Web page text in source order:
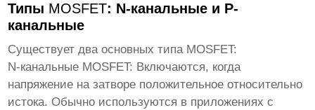
Типы MOSFET: N-канальные и P-
канальные
Существует два основных типа MOSFET:
N-канальные MOSFET: Включаются, когда
напряжение на затворе положительное относительно
истока. Обычно используются в приложениях с